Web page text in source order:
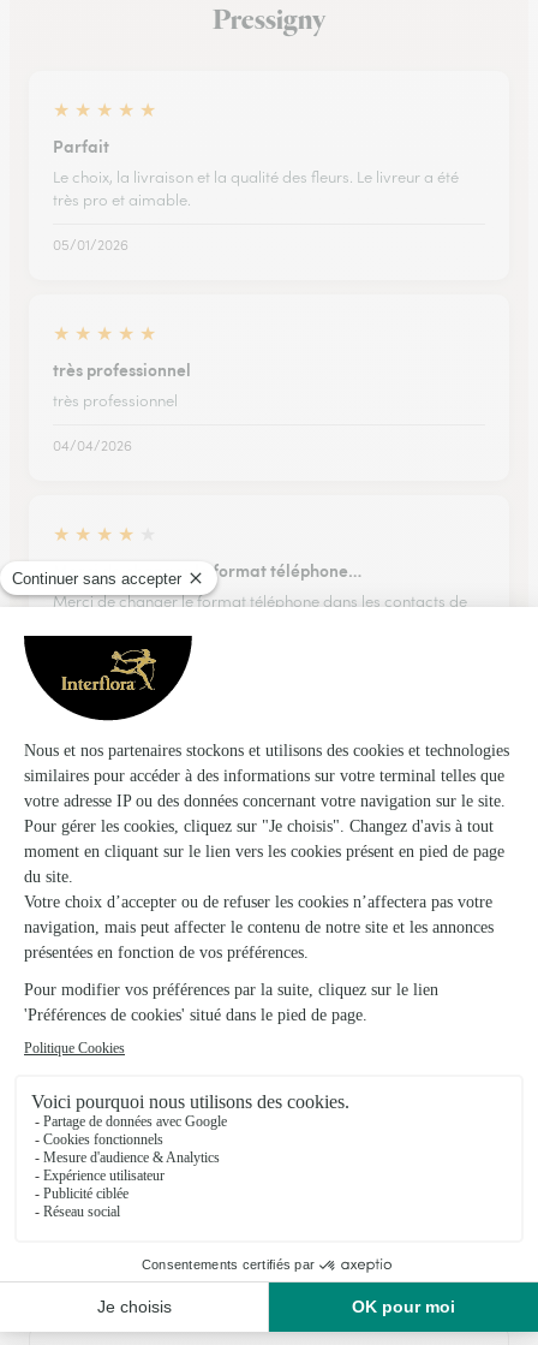
Pressigny
★ ★ ★ ★ ★
Parfait
Le choix, la livraison et la qualité des fleurs. Le livreur a été
très pro et aimable.
05/01/2026
★ ★ ★ ★ ★
très professionnel
très professionnel
04/04/2026
★ ★ ★ ★
Merci de changer le format téléphone…
Merci de changer le format téléphone dans les contacts de
pouvoir indiquer le téléphone +33
23/12/2025
★ ★ ★ ★ ★
Magnifique bouquet !Bouquet de roses qui a bien duré
et a…
Bouquet de roses qui a bien duré et a fait le bonheur de la
destinataire, elle a apprécié les couleurs et le parfum. En
revanche le livreur ne voulait pas monter (2ème étage par
ascenseur). J'ai dû insister pour qu'il…
10/04/2026
Trustpilot
Livraison de fleurs à Pressigny et autour :
Interflora